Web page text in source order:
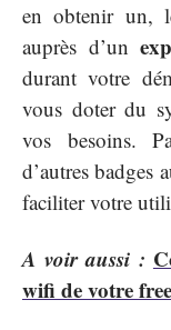
en obtenir un,
auprès d’un
durant votre
vous doter du
vos besoins.
d’autres badges
faciliter votre
A voir aussi :
wifi de votre